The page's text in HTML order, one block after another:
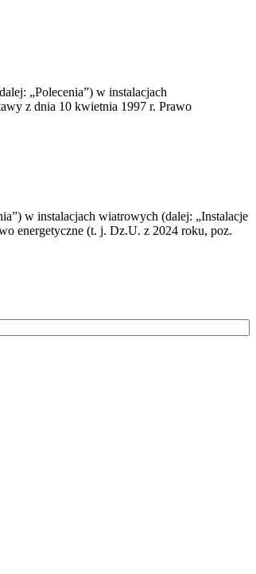
„Polecenia”) w instalacjach
z dnia 10 kwietnia 1997 r. Prawo
w instalacjach wiatrowych (dalej: „Instalacje
energetyczne (t. j. Dz.U. z 2024 roku, poz.